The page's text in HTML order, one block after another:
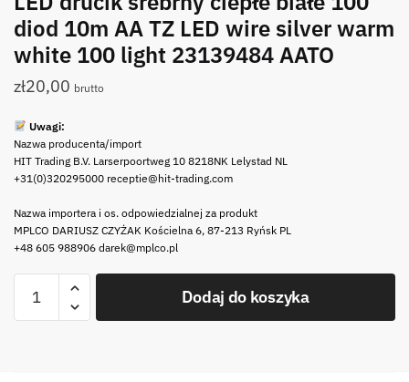
diod 10m AA TZ LED wire silver warm
white 100 light 23139484 AATO
zł20,00 brutto
Uwagi:
Nazwa producenta/import
HIT Trading B.V. Larserpoortweg 10 8218NK Lelystad NL
+31(0)320295000 receptie@hit-trading.com
Nazwa importera i os. odpowiedzialnej za produkt
MPLCO DARIUSZ CZYŻAK Kościelna 6, 87-213 Ryńsk PL
+48 605 988906 darek@mplco.pl
LED
Dodaj do koszyka